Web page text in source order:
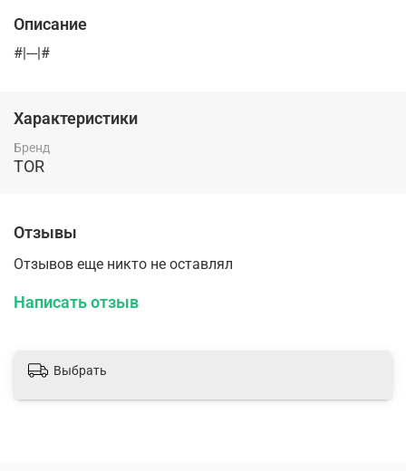
Описание
#|---|#
Характеристики
Бренд
TOR
Отзывы
Отзывов еще никто не оставлял
Написать отзыв
Выбрать